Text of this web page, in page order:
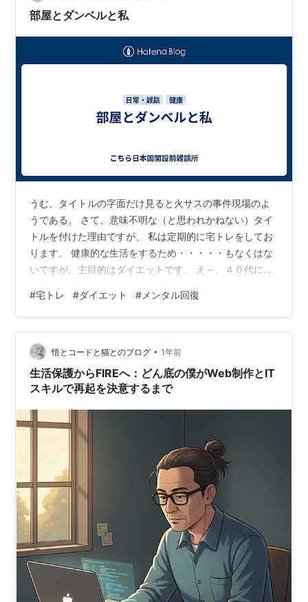
よ💰 年に60…
部屋とダンベルと私
うむ、タイトルの字面だけ見ると火サスの事件現場のよ
うである。 さて、意味不明な（と思われかねない）タイ
トルを付けた理由ですが、 私は定期的に宅トレをしてお
ります。 健康的な生活をするため・・・・・もなくはな
いですが、主目的はダイエットです。 え～、４０代に突
と 第三次成長期のごとく成長を続けまして、気づけば最
重量記録の更新もし続け・・・ ８０キロに達するほどに
ご立派に成長致しました。 ここ２年程は安定して８２～
３キロを維持（最重量状態をキープ）しており、 転職直
後（ワーホリ帰国後）からは１５キロ以上の増量になり
ます。 ・・・そりゃ、アンパンマン…
#宅トレ #ダイエット # メンタル回復
悟とコードと猫とのブログ • 1年前
生活保護からFIREへ：どん底の僕がWeb制作とIT
スキルで再起を決意するまで